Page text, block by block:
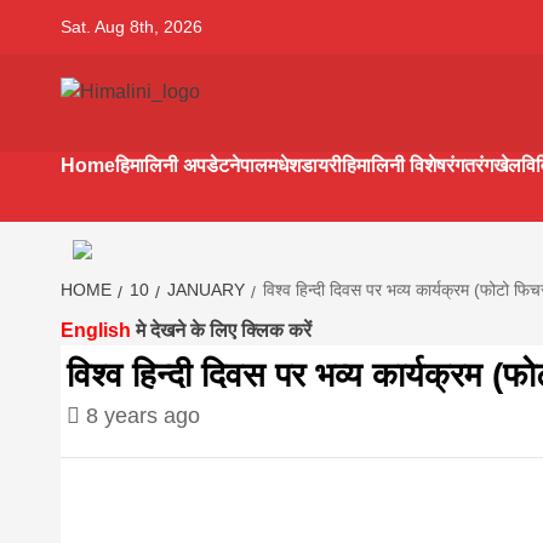
Sat. Aug 8th, 2026
hindi
||madhesh
first hindi
NEWS IN HINDI FROM NEPAL, BANK LOAN NEWS
Homeहिमालिनी अपडेटनेपालमधेशडायरीहिमालिनी विशेषरंगतरंगखेल
HOME 10 JANUARY विश्व हिन्दी दिवस पर भव्य कार्यक्रम (फोटो
English मे देखने के लिए क्लिक करें
विश्व हिन्दी दिवस पर भव्य कार्यक्रम
8 years ago